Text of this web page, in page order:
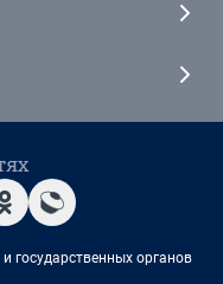
государственных органов